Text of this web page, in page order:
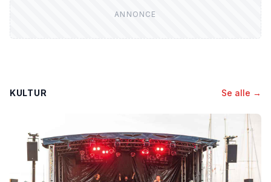
KULTUR Se alle →